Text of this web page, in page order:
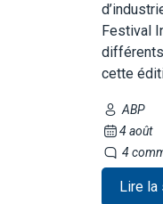
Festival
cette
ABP
4 août
4
Lire la